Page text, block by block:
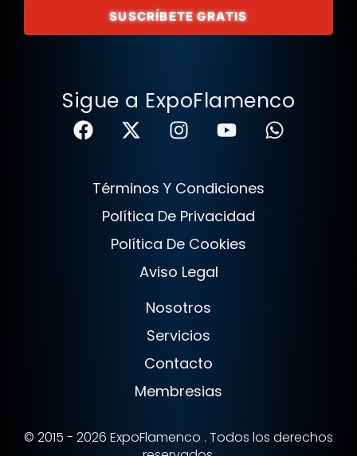
SUSCRÍBETE GRATIS
Sigue a ExpoFlamenco
Términos Y Condiciones
Política De Privacidad
Política De Cookies
Aviso Legal
Nosotros
Servicios
Contacto
Membresias
© 2015 - 2026 ExpoFlamenco . Todos los derechos